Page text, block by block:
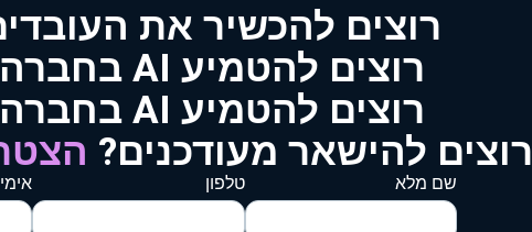
רוצים להכשיר את
רוצים להטמיע AI בחברה שלכם?
רוצים להטמיע AI בחברה שלכם?
רוצים להישאר מעודכנים?
שם מלא טלפון